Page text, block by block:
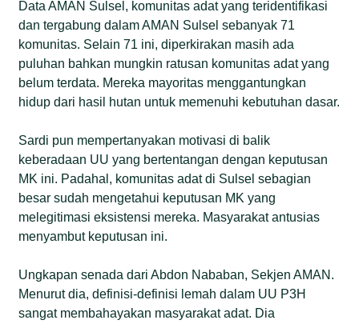
Data AMAN Sulsel, komunitas adat yang teridentifikasi
dan tergabung dalam AMAN Sulsel sebanyak 71
komunitas. Selain 71 ini, diperkirakan masih ada
puluhan bahkan mungkin ratusan komunitas adat yang
belum terdata. Mereka mayoritas menggantungkan
hidup dari hasil hutan untuk memenuhi kebutuhan dasar.
Sardi pun mempertanyakan motivasi di balik
keberadaan UU yang bertentangan dengan keputusan
MK ini. Padahal, komunitas adat di Sulsel sebagian
besar sudah mengetahui keputusan MK yang
melegitimasi eksistensi mereka. Masyarakat antusias
menyambut keputusan ini.
Ungkapan senada dari Abdon Nababan, Sekjen AMAN.
Menurut dia, definisi-definisi lemah dalam UU P3H
sangat membahayakan masyarakat adat. Dia